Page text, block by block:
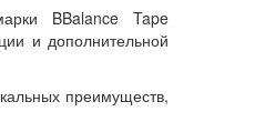
BBalance Tape
и дополнительной
преимуществ,